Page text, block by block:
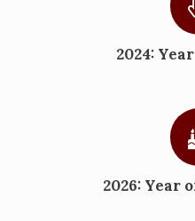
2024:
2026: Year